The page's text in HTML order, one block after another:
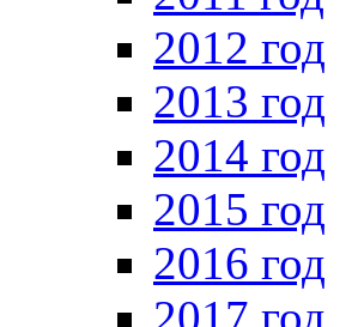
2012 год
2013 год
2014 год
2015 год
2016 год